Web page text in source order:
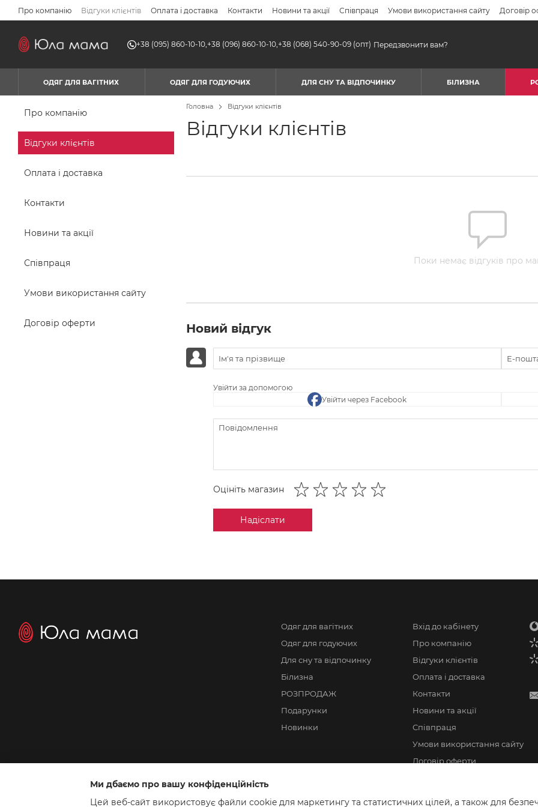
Перейти до основного контенту
Про компанію Відгуки клієнтів Оплата і доставка Контакти Новини та акції Співпраця Умови використання сайту Договір
+38 (095) 860-10-10,+38 (096) 860-10-10,+38 (068) 540-90-09 (опт) Передзвонити вам?
ОДЯГ ДЛЯ ВАГІТНИХ ОДЯГ ДЛЯ ГОДУЮЧИХ ДЛЯ СНУ ТА ВІДПОЧИНКУ БІЛИЗНА
Головна Відгуки клієнтів
Відгуки клієнтів
Поки немає відгуків про
Новий відгук
Увійти за допомогою
Увійти через Facebook
Оцініть магазин
Надіслати
Про компанію
Відгуки клієнтів
Оплата і доставка
Контакти
Новини та акції
Співпраця
Умови використання сайту
Договір оферти
Інтернет-магазин створений з Хорошоп
Одяг для вагітних
Одяг для годуючих
Для сну та відпочинку
Білизна
РОЗПРОДАЖ
Подарунки
Новинки
Вхід до кабінету
Про компанію
Відгуки клієнтів
Оплата і доставка
Контакти
Новини та акції
Співпраця
Умови використання сайту
Договір оферти
Ми дбаємо про вашу конфіденційність
Цей веб-сайт використовує файли cookie для маркетингу та статистичних цілей, а також для